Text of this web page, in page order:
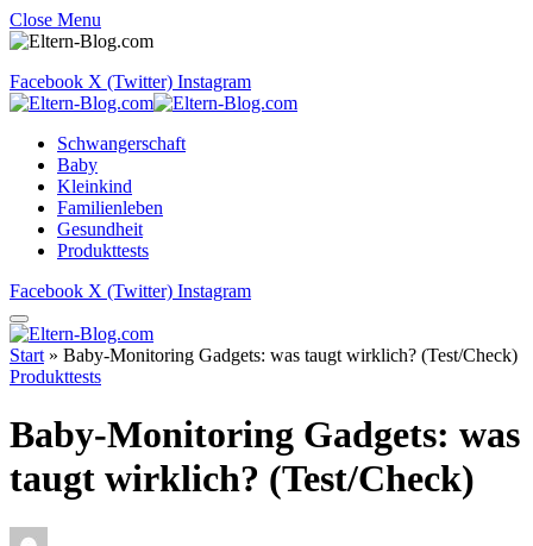
Close Menu
Facebook X (Twitter) Instagram
Schwangerschaft
Baby
Kleinkind
Familienleben
Gesundheit
Produkttests
Facebook X (Twitter) Instagram
Start » Baby-Monitoring Gadgets: was taugt wirklich? (Test/Check)
Produkttests
Baby-Monitoring Gadgets: was
taugt wirklich? (Test/Check)